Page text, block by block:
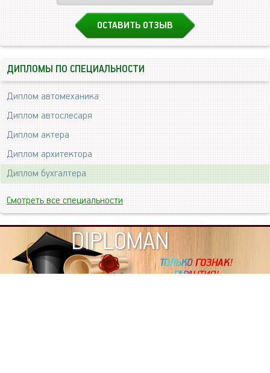
ОСТАВИТЬ ОТЗЫВ
ДИПЛОМЫ ПО СПЕЦИАЛЬНОСТИ
Диплом автомеханика
Диплом автослесаря
Диплом актера
Диплом архитектора
Диплом бухгалтера
Смотреть все специальности
DIPLOMAN